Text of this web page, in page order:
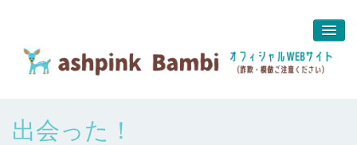
about us
出会った！